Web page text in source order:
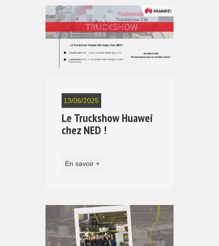
13/06/2025
Le Truckshow Huawei
chez NED !
En savoir +